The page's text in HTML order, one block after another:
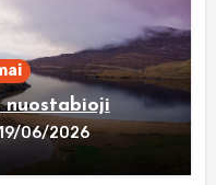
06/2026